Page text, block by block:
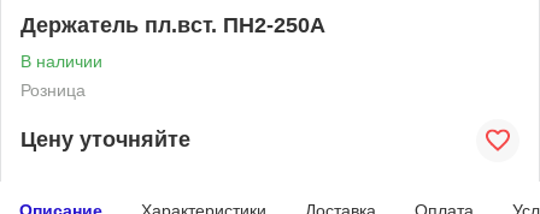
Держатель пл.вст. ПН2-250А
В наличии
Розница
Цену уточняйте
Описание Характеристики Доставка Оплата